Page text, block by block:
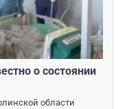
о состоянии
области